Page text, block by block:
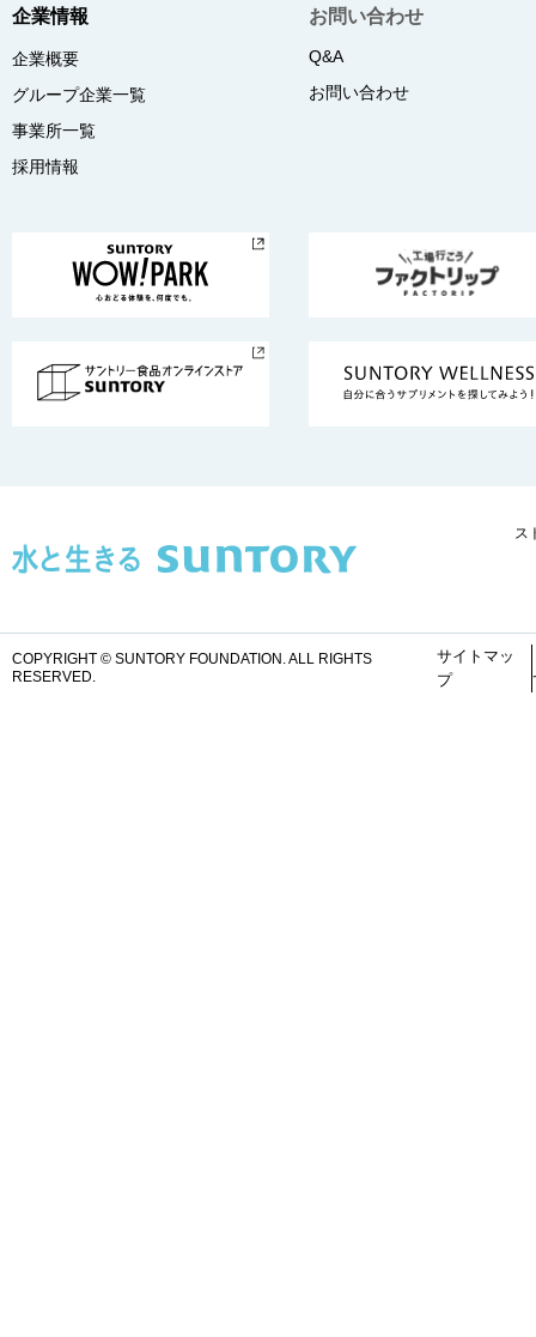
企業情報
企業概要
グループ企業一覧
事業所一覧
採用情報
お問い合わせ
Q&A
お問い合わせ
ス
COPYRIGHT © SUNTORY FOUNDATION.ALL RIGHTS
RESERVED.
サイトマッ
プ